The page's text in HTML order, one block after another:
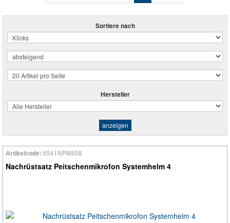
Sortiere nach
Hersteller
Artikelcode: 6541NPM508
Nachrüstsatz Peitschenmikrofon Systemhelm 4